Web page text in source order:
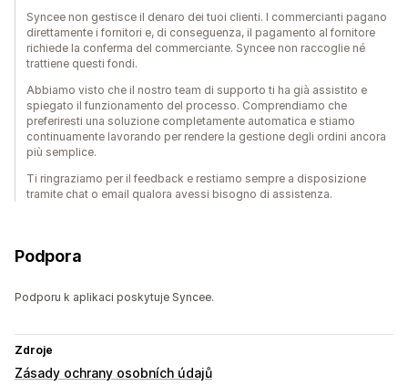
Syncee non gestisce il denaro dei tuoi clienti. I commercianti pagano
direttamente i fornitori e, di conseguenza, il pagamento al fornitore
richiede la conferma del commerciante. Syncee non raccoglie né
trattiene questi fondi.
Abbiamo visto che il nostro team di supporto ti ha già assistito e
spiegato il funzionamento del processo. Comprendiamo che
preferiresti una soluzione completamente automatica e stiamo
continuamente lavorando per rendere la gestione degli ordini ancora
più semplice.
Ti ringraziamo per il feedback e restiamo sempre a disposizione
tramite chat o email qualora avessi bisogno di assistenza.
Podpora
Podporu k aplikaci poskytuje Syncee.
Zdroje
Zásady ochrany osobních údajů